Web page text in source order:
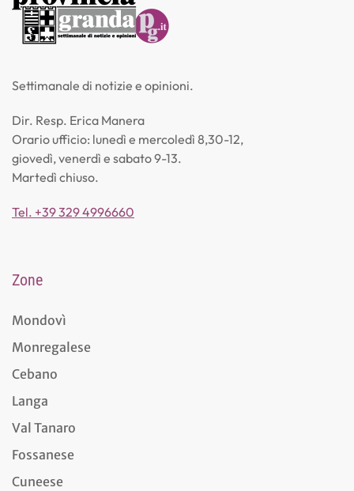
Settimanale di notizie e opinioni.
Dir. Resp. Erica Manera
Orario ufficio: lunedì e mercoledì 8,30-12,
giovedì, venerdì e sabato 9-13.
Martedì chiuso.
Tel. +39 329 4996660
Zone
Mondovì
Monregalese
Cebano
Langa
Val Tanaro
Fossanese
Cuneese